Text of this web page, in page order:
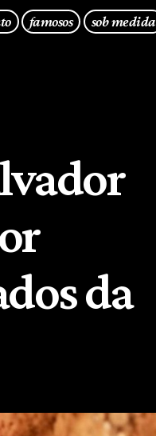
famosos sob medida
da